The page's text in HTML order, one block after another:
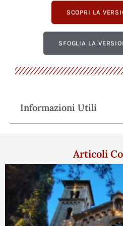
SCOPRI LA
SFOGLIA LA
Informazioni Utili
Articoli